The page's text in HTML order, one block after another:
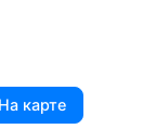
На карте